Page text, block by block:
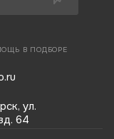
В ПОДБОРЕ
ул.
64